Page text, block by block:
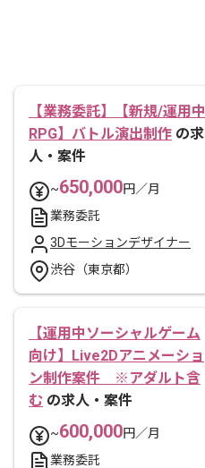
【業務委託】【新規/運用中
RPG】バトル演出制作 の求
人・案件
~650,000円／月
業務委託
3Dモーションデザイナー
渋谷（東京都）
【運用中ソーシャルゲーム
向け】Live2Dアニメーショ
ン制作案件 ※アダルト含
む の求人・案件
~600,000円／月
業務委託